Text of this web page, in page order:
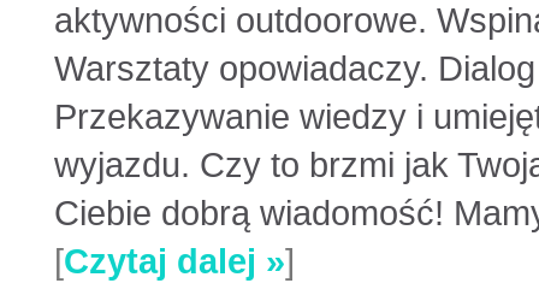
aktywności outdoorowe.
Warsztaty opowiadaczy.
Przekazywanie wiedzy i
wyjazdu. Czy to brzmi jak
Ciebie dobrą wiadomość!
[Czytaj dalej »]